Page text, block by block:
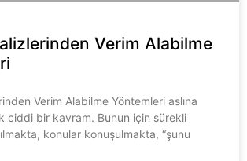
Verim Alabilme
Verim Alabilme Yöntemleri aslına
ciddi bir kavram. Bunun için sürekli
konular konuşulmakta, “şunu